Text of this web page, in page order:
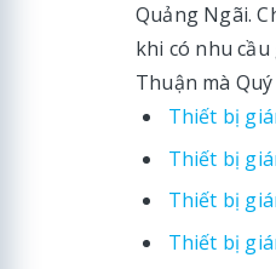
Quảng Ngãi.
khi có nhu
Thuận mà
Thiết bị
Thiết bị
Thiết bị
Thiết bị